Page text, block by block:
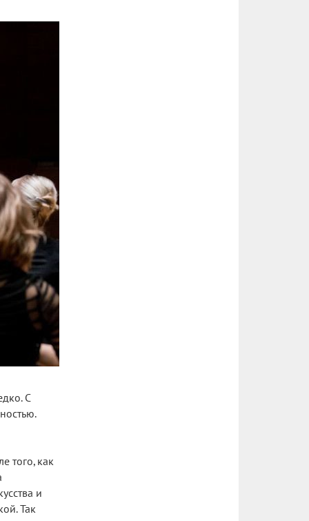
С
того, как
и
Так